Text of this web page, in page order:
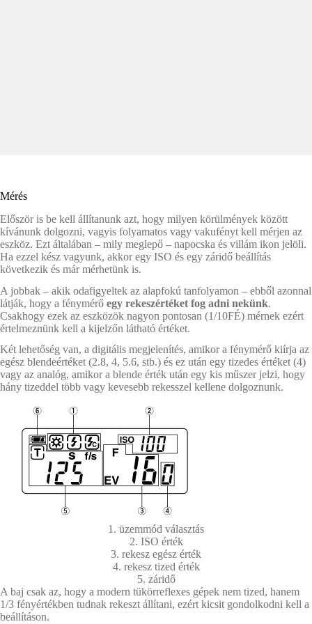
Mérés
Először is be kell állítanunk azt, hogy milyen körülmények között
kívánunk dolgozni, vagyis folyamatos vagy vakufényt kell mérjen az
eszköz. Ezt általában – mily meglepő – napocska és villám ikon jelöli.
Ha ezzel kész vagyunk, akkor egy ISO és egy záridő beállítás
következik és már mérhetünk is.
A jobbak – akik odafigyeltek az alapfokú tanfolyamon – ebből azonnal
látják, hogy a fénymérő egy rekeszértéket fog adni nekünk.
Csakhogy ezek az eszközök nagyon pontosan (1/10FÉ) mérnek ezért
értelmeznünk kell a kijelzőn látható értéket.
Két lehetőség van, a digitális megjelenítés, amikor a fénymérő kiírja az
egész blendeértéket (2.8, 4, 5.6, stb.) és ez után egy tizedes értéket (4)
vagy az analóg, amikor a blende érték után egy kis műszer jelzi, hogy
hány tizeddel több vagy kevesebb rekesszel kellene dolgoznunk.
1. üzemmód választás
2. ISO érték
3. rekesz egész érték
4. rekesz tized érték
5. záridő
A baj csak az, hogy a modern tükörreflexes gépek nem tized, hanem
1/3 fényértékben tudnak rekeszt állítani, ezért kicsit gondolkodni kell a
beállításon.